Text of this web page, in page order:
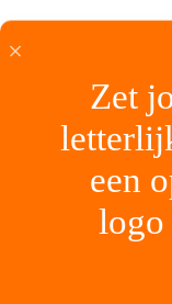
Zet
een
logo